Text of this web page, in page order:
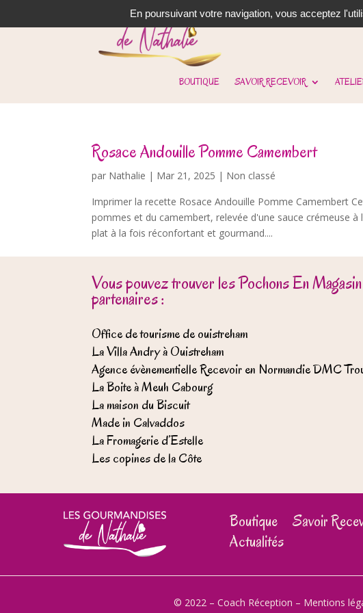
BOUTIQUE SAVOIR RECEVOIR
Rosace Andouille Pomme Camembert
par Nathalie | Mar 21, 2025 | Non classé
Imprimer la recette Rosace Andouille Pomme Camembert
pommes et du camembert, relevée d'une sauce crémeuse
plat à la fois réconfortant et gourmand....
Vous pouvez trouver les Pochons En
partenaires :
Office de tourisme de ouistreham
La Villa Andry à Ouistreham
Agence évènementielle Recevoir en Normandie DMC
La Boite à Meuh Cabourg
La maison du Biscuit
Made in Calvaddos
La Fromagerie d’Estelle
Les copines de la Côte
Boutique Savoir
Actualités
© 2022 – Coach Réception – Mentions
En poursuivant votre navigation, vous acceptez